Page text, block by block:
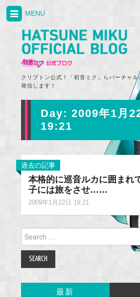
クリプトン公式！「初音ミク」らバーチャ
発信します！
MENU
Day: 2009年1月
19:21
過去の記事
本格的に巡音ルカに囲まれ
子には旅をさせ……
2009年1月22日 19:21
Search
for:
最新